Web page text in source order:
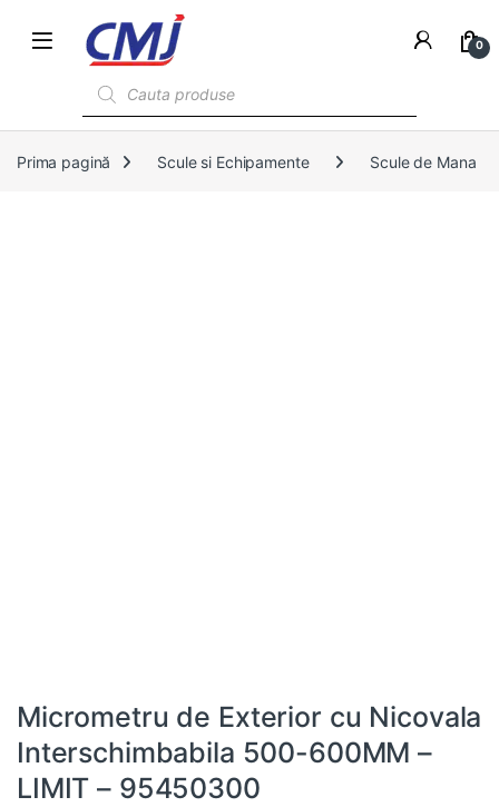
0
Prima pagină Scule si Echipamente Scule de Mana
Micrometru de Exterior cu Nicovala
Interschimbabila 500-600MM –
LIMIT – 95450300